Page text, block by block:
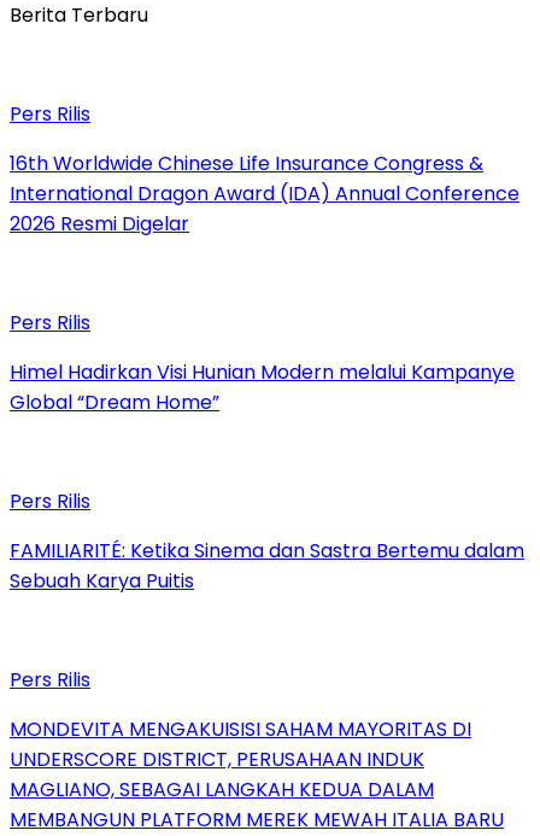
Berita Terbaru
Pers Rilis
16th Worldwide Chinese Life Insurance Congress &
International Dragon Award (IDA) Annual Conference
2026 Resmi Digelar
Pers Rilis
Himel Hadirkan Visi Hunian Modern melalui Kampanye
Global “Dream Home”
Pers Rilis
FAMILIARITÉ: Ketika Sinema dan Sastra Bertemu dalam
Sebuah Karya Puitis
Pers Rilis
MONDEVITA MENGAKUISISI SAHAM MAYORITAS DI
UNDERSCORE DISTRICT, PERUSAHAAN INDUK
MAGLIANO, SEBAGAI LANGKAH KEDUA DALAM
MEMBANGUN PLATFORM MEREK MEWAH ITALIA BARU